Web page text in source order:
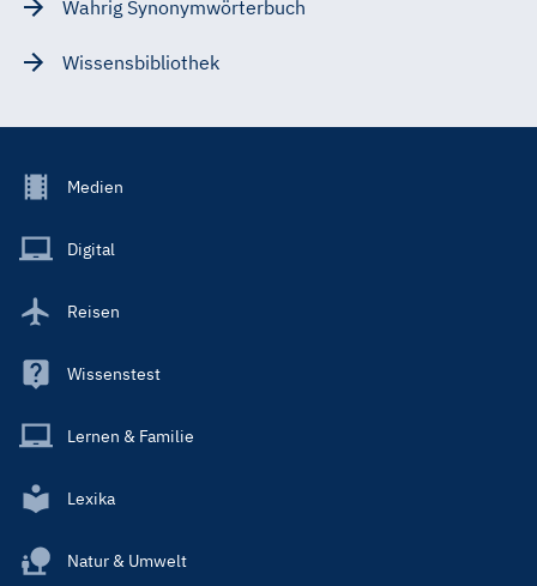
Wahrig Synonymwörterbuch
Wissensbibliothek
Footer
Main
Medien
Digital
Reisen
Wissenstest
Lernen & Familie
Lexika
Natur & Umwelt